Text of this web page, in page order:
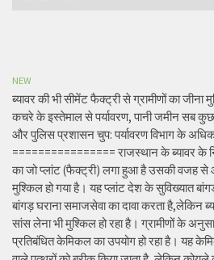
NEW
ब्यावर की भी सीमेंट फैक्ट्री से ग्रामीणों का
कचरे के इस्तेमाल से पर्यावरण, पानी जमीन सब कुछ
और पुलिस प्रशासन चुप: पर्यावरण विभाग के
================ राजस्थान के ब्यावर के
का जो प्लांट (फैक्ट्री) लगा हुआ है उसकी वजह से
मुश्किल हो गया है। यह प्लांट देश के सुविख्यात
बांगड़ घराना समाजसेवा का दावा करता है,लेकिन
सांस लेना भी मुश्किल हो रहा है। ग्रामीणों के
प्रतिबंधित केमिकल का उपयोग हो रहा है। यह